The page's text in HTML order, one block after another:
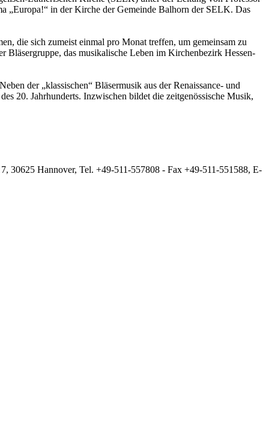
„Europa!“ in der Kirche der Gemeinde Balhorn der SELK. Das
die sich zumeist einmal pro Monat treffen, um gemeinsam zu
das musikalische Leben im Kirchenbezirk Hessen-
der „klassischen“ Bläsermusik aus der Renaissance- und
20. Jahrhunderts. Inzwischen bildet die zeitgenössische Musik,
30625 Hannover, Tel. +49-511-557808 - Fax +49-511-551588, E-